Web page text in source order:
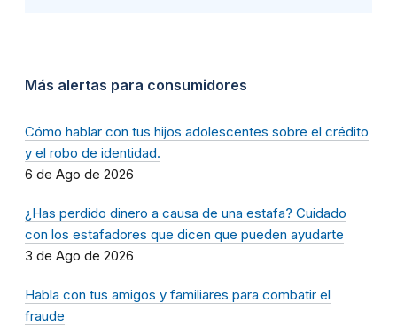
Más alertas para consumidores
Cómo hablar con tus hijos adolescentes sobre el crédito
y el robo de identidad.
6 de Ago de 2026
¿Has perdido dinero a causa de una estafa? Cuidado
con los estafadores que dicen que pueden ayudarte
3 de Ago de 2026
Habla con tus amigos y familiares para combatir el
fraude